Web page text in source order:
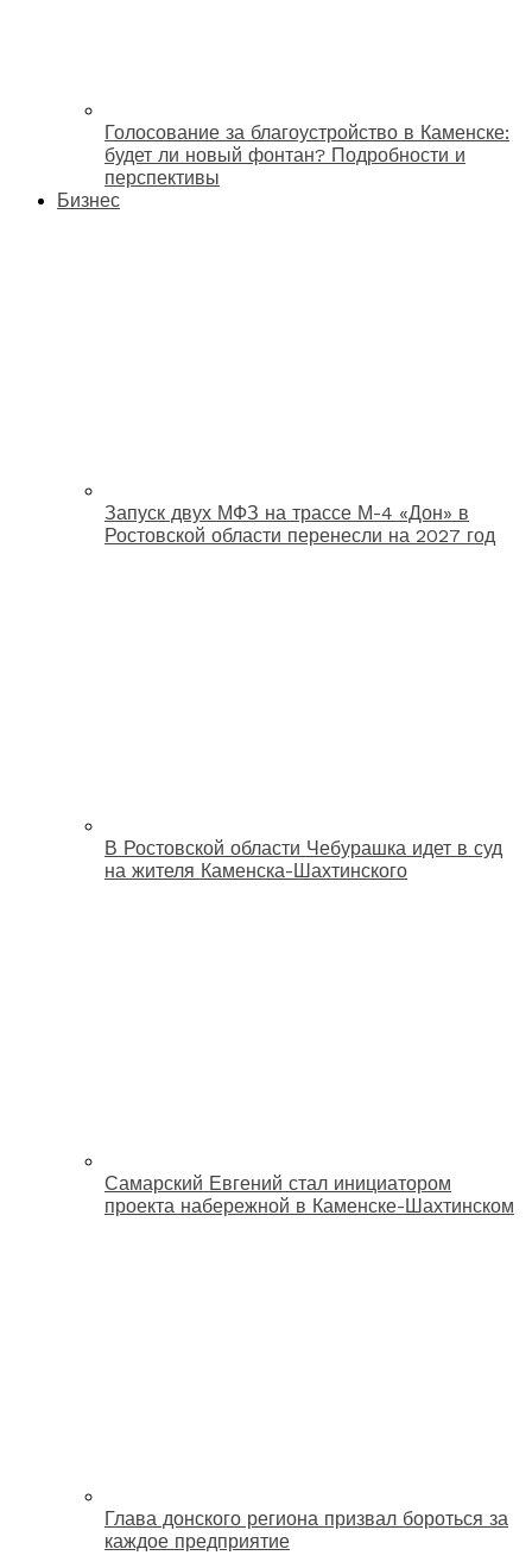
Голосование за благоустройство в Каменске:
будет ли новый фонтан? Подробности и
перспективы
Бизнес
Запуск двух МФЗ на трассе М-4 «Дон» в
Ростовской области перенесли на 2027 год
В Ростовской области Чебурашка идет в суд
на жителя Каменска-Шахтинского
Самарский Евгений стал инициатором
проекта набережной в Каменске-Шахтинском
Глава донского региона призвал бороться за
каждое предприятие